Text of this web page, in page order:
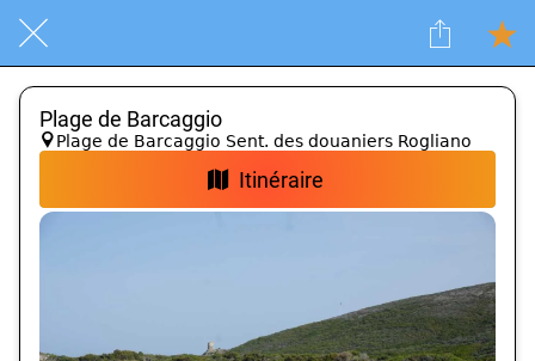
Plage de Barcaggio
Plage de Barcaggio Sent. des douaniers Rogliano
Itinéraire